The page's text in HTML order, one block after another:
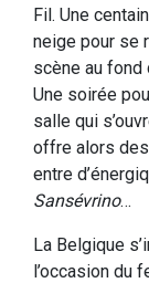
Fil. Une
neige pour se
scène au fond
Une soirée
salle qui
offre alors
entre
Sansévrino…
La Belgique
l’occasion du